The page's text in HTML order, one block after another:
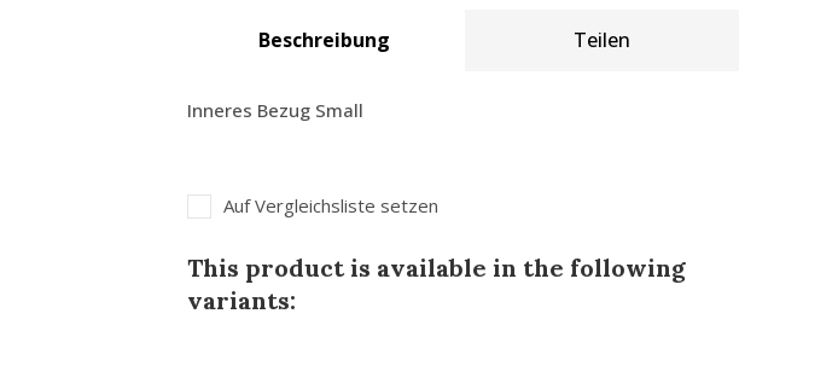
Beschreibung Teilen
Inneres Bezug Small
Auf Vergleichsliste setzen
This product is available in the following
variants: